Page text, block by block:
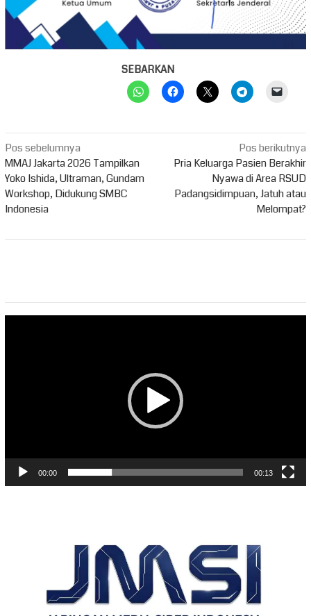
SEBARKAN
Navigasi
pos
Pos sebelumnya
MMAJ Jakarta 2026 Tampilkan
Yoko Ishida, Ultraman, Gundam
Workshop, Didukung SMBC
Indonesia
Pos berikutnya
Pria Keluarga Pasien Berakhir
Nyawa di Area RSUD
Padangsidimpuan, Jatuh atau
Melompat?
00:00 00:13